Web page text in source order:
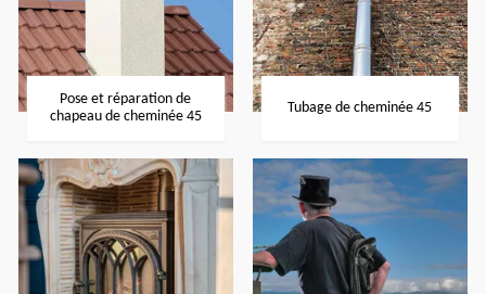
Pose et réparation de
chapeau de cheminée 45
Tubage de cheminée 45